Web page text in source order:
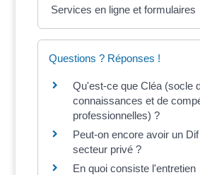
Services en ligne et formulaires
Questions ? Réponses !
Qu'est-ce que Cléa (socle
connaissances et de
professionnelles) ?
Peut-on encore avoir un
secteur privé ?
En quoi consiste l'entretien